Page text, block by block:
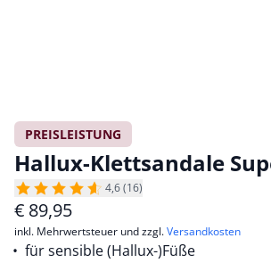
PREISLEISTUNG
Hallux-Klettsandale
4,6 (16)
€ 89,95
inkl. Mehrwertsteuer und zzgl.Versandkosten
für sensible (Hallux-)Füße